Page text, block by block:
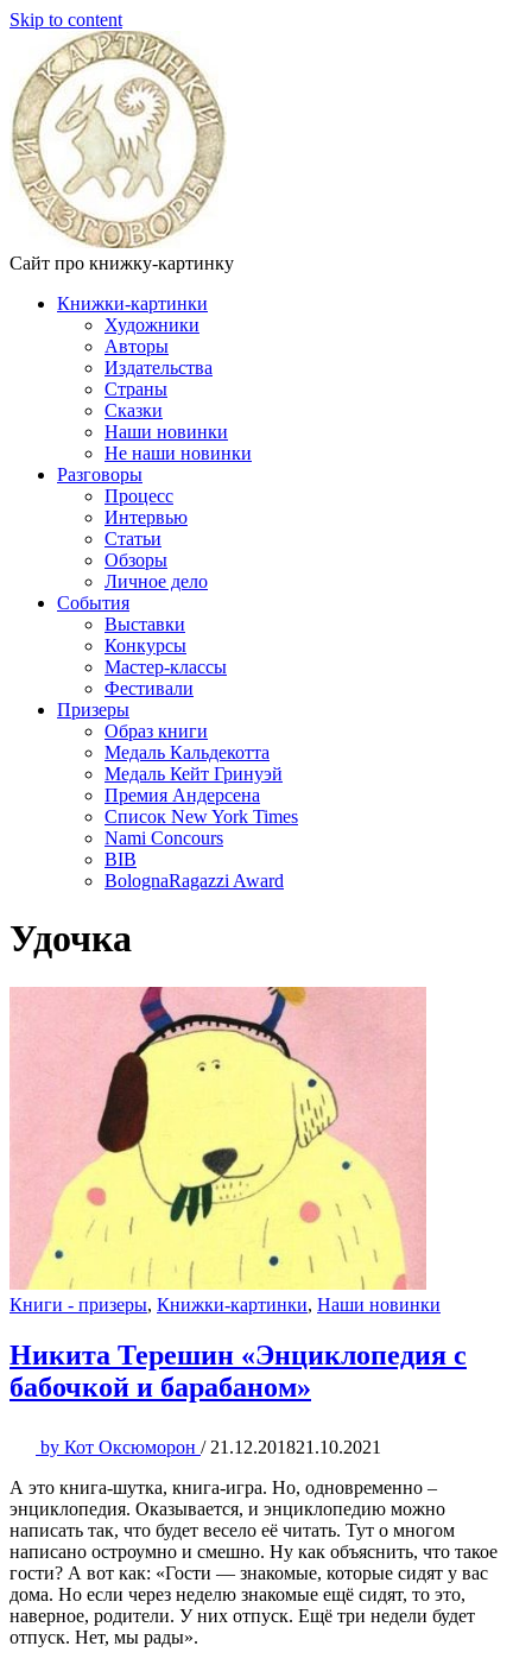
Skip to content
Сайт про книжку-картинку
Книжки-картинки
Художники
Авторы
Издательства
Страны
Сказки
Наши новинки
Не наши новинки
Разговоры
Процесс
Интервью
Статьи
Обзоры
Личное дело
События
Выставки
Конкурсы
Мастер-классы
Фестивали
Призеры
Образ книги
Медаль Кальдекотта
Медаль Кейт Гринуэй
Премия Андерсена
Список New York Times
Nami Concours
BIB
BolognaRagazzi Award
Удочка
Книги - призеры, Книжки-картинки, Наши новинки
Никита Терешин «Энциклопедия с
бабочкой и барабаном»
by Кот Оксюморон / 21.12.201821.10.2021
А это книга-шутка, книга-игра. Но, одновременно –
энциклопедия. Оказывается, и энциклопедию можно
написать так, что будет весело её читать. Тут о многом
написано остроумно и смешно. Ну как объяснить, что такое
гости? А вот как: «Гости — знакомые, которые сидят у вас
дома. Но если через неделю знакомые ещё сидят, то это,
наверное, родители. У них отпуск. Ещё три недели будет
отпуск. Нет, мы рады».